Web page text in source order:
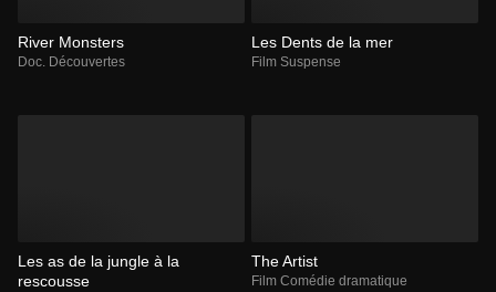
River Monsters
Doc. Découvertes
Les Dents de la mer
Film Suspense
Les as de la jungle à la
rescousse
The Artist
Film Comédie dramatique